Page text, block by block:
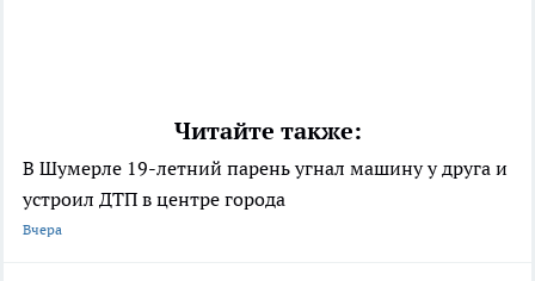
Читайте также:
В Шумерле 19-летний парень угнал машину у друга и
устроил ДТП в центре города
Вчера